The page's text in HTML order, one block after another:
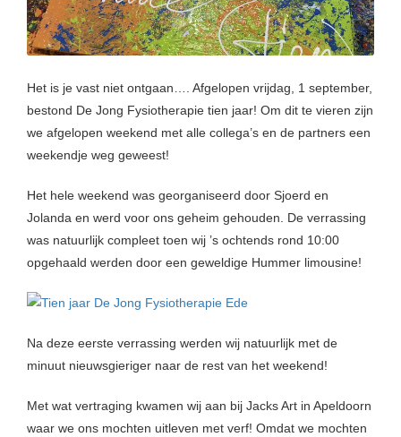
Het is je vast niet ontgaan…. Afgelopen vrijdag, 1 september,
bestond De Jong Fysiotherapie tien jaar! Om dit te vieren zijn
we afgelopen weekend met alle collega’s en de partners een
weekendje weg geweest!
Het hele weekend was georganiseerd door Sjoerd en
Jolanda en werd voor ons geheim gehouden. De verrassing
was natuurlijk compleet toen wij ’s ochtends rond 10:00
opgehaald werden door een geweldige Hummer limousine!
Na deze eerste verrassing werden wij natuurlijk met de
minuut nieuwsgieriger naar de rest van het weekend!
Met wat vertraging kwamen wij aan bij Jacks Art in Apeldoorn
waar we ons mochten uitleven met verf! Omdat we mochten